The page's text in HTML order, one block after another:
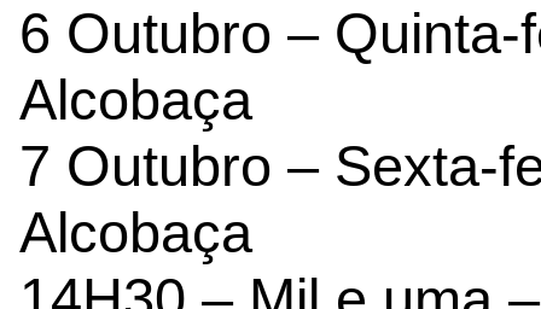
6 Outubro –
Alcobaça
7 Outubro – Sexta-
Alcobaça